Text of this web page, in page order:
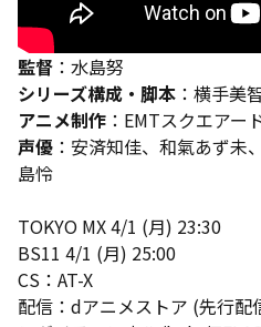
監督 ：水島努
シリーズ構成・脚本 ：横手美
アニメ制作 ：EMTスクエアー
声優 ：安済知佳、和氣あず未
島怜
TOKYO MX 4/1 (月) 23:30
BS11 4/1 (月) 25:00
CS：AT-X
配信：dアニメストア (先行